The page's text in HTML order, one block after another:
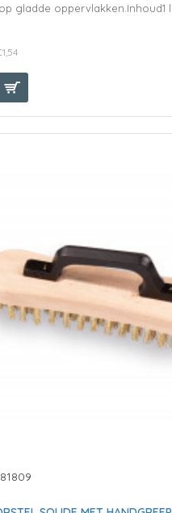
gladde oppervlakken.Inhoud1 l..